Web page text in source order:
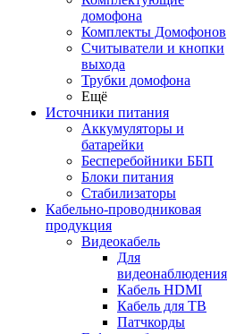
домофона
Комплекты Домофонов
Считыватели и кнопки
выхода
Трубки домофона
Ещё
Источники питания
Аккумуляторы и
батарейки
Бесперебойники ББП
Блоки питания
Стабилизаторы
Кабельно-проводниковая
продукция
Видеокабель
Для
видеонаблюдения
Кабель HDMI
Кабель для ТВ
Патчкорды